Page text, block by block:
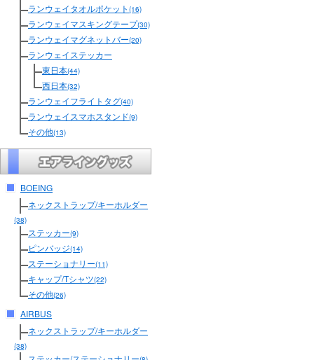
ランウェイタオルポケット (16)
ランウェイマスキングテープ(30)
ランウェイマグネットバー(20)
ランウェイステッカー
東日本(44)
西日本(32)
ランウェイフライトタグ(40)
ランウェイスマホスタンド(9)
その他(13)
BOEING
ネックストラップ/キーホルダー
(38)
ステッカー(9)
ピンバッジ(14)
ステーショナリー(11)
キャップ/Tシャツ(22)
その他(26)
AIRBUS
ネックストラップ/キーホルダー
(38)